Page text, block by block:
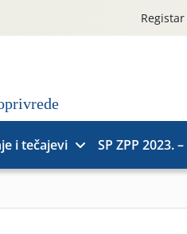
i tečajevi SP ZPP 2023.